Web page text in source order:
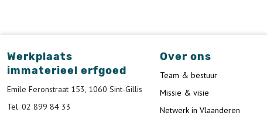
Werkplaats
immaterieel erfgoed
Emile Feronstraat 153, 1060 Sint-Gillis
Tel. 02 899 84 33
Over ons
Team & bestuur
Missie & visie
Netwerk in Vlaanderen